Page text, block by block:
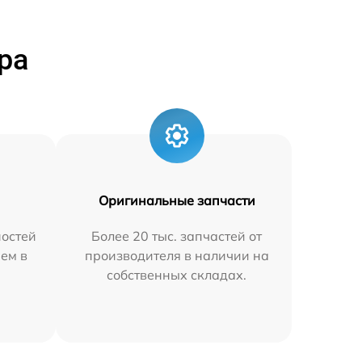
в
Оригинальные запчасти
Более 20 тыс. запчастей от
производителя в наличии на
собственных складах.